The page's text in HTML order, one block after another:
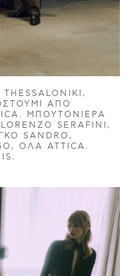
ΑΠΌ
ΜΠΟΥΤΟΝΙΈΡΑ
SERAFINI,
SANDRO,
ΌΛΑ ATTICA.